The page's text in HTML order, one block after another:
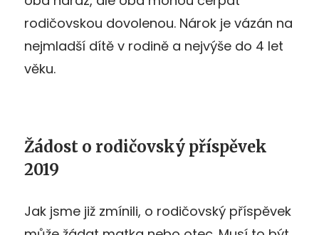
rodičovskou dovolenou. Nárok je vázán na
nejmladší dítě v rodině a nejvýše do 4 let
věku.
Žádost o rodičovský příspěvek
2019
Jak jsme již zmínili, o rodičovský příspěvek